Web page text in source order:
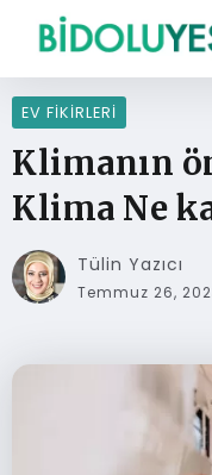
EV FIKIRLERI
Klimanın
Klima Ne
Tülin Yazıcı
Temmuz 26,